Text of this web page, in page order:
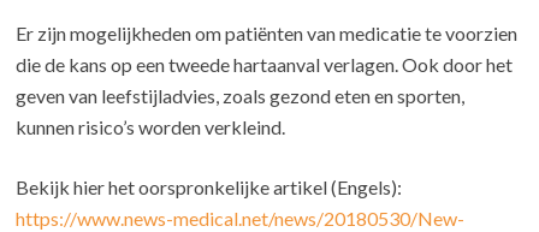
Er zijn mogelijkheden om patiënten van medicatie te voorzien
die de kans op een tweede hartaanval verlagen. Ook door het
geven van leefstijladvies, zoals gezond eten en sporten,
kunnen risico’s worden verkleind.
Bekijk hier het oorspronkelijke artikel (Engels):
https://www.news-medical.net/news/20180530/New-